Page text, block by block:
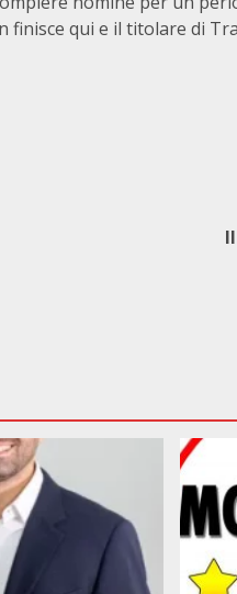
finisce qui e il titolare di